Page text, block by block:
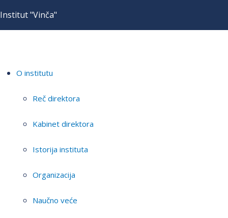
Institut "Vinča"
O institutu
Reč direktora
Kabinet direktora
Istorija instituta
Organizacija
Naučno veće